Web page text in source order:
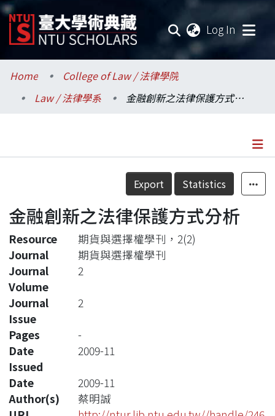
Log In
Communities & Collections
Research Outputs
Statistics
Home
College of Law / 法律學院
Law / 法律學系
金融創新之法律保護方式分析
Details
Export Statistics
金融創新之法律保護方式分析
Resource
期貨與選擇權學刊，2(2)
Journal
期貨與選擇權學刊
Journal
Volume
2
Journal
Issue
2
Pages
-
Date
Issued
2009-11
Date
2009-11
Author(s)
蔡明誠